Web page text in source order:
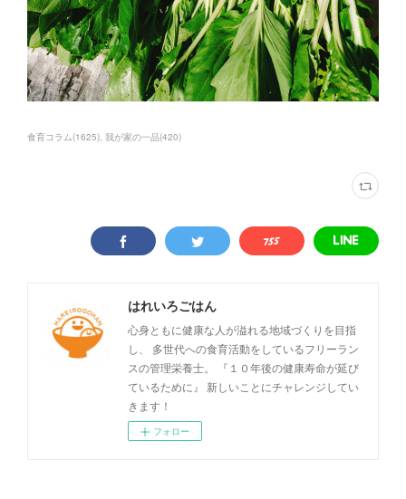
食育コラム(1625) 我が家の一品(420)
はれいろごはん
心身ともに健康な人が溢れる地域づくりを目指
し、 多世代への食育活動をしているフリーラン
スの管理栄養士。 『１０年後の健康寿命が延び
ているために』 新しいことにチャレンジしてい
きます！
フォロー